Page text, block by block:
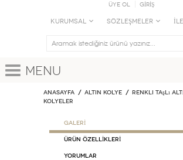
Üye Ol GİRİŞ
KURUMSAL SÖZLEŞMELER
Menu
Anasayfa ALTIN KOLYE
Renkli Taşlı
Kolyeler
GALERİ
ÜRÜN ÖZELLİKLERİ
Yorumlar